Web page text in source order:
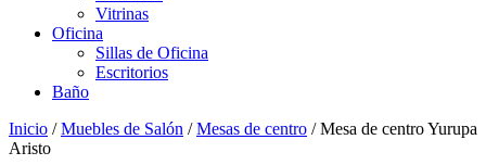
Vitrinas
Oficina
Sillas de Oficina
Escritorios
Baño
Inicio /Muebles de Salón /Mesas de centro / Mesa de centro Yurupa
Aristo